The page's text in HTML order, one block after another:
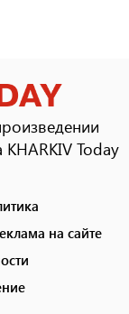
Today
на сайте